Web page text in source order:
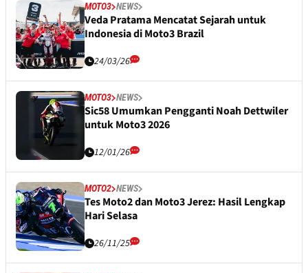
MOTO3 NEWS
Veda Pratama Mencatat Sejarah untuk
Indonesia di Moto3 Brazil
24/03/26
MOTO3 NEWS
Sic58 Umumkan Pengganti Noah Dettwiler
untuk Moto3 2026
12/01/26
MOTO2 NEWS
Tes Moto2 dan Moto3 Jerez: Hasil Lengkap
Hari Selasa
26/11/25